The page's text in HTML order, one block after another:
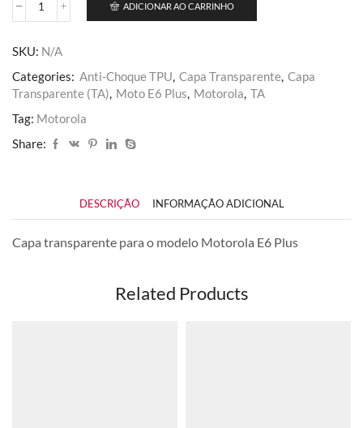
Moto
quantidade
ADICIONAR AO CARRINHO
SKU: N/A
Categories: Anti-Choque TPU, Capa Transparente, Capa
Transparente (TA), Moto E6 Plus, Motorola, TA
Tag: Motorola
Share:
DESCRIÇÃO INFORMAÇÃO ADICIONAL
Capa transparente para o modelo Motorola E6 Plus
Related Products